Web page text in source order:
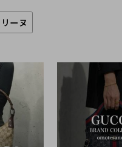
ーヌ